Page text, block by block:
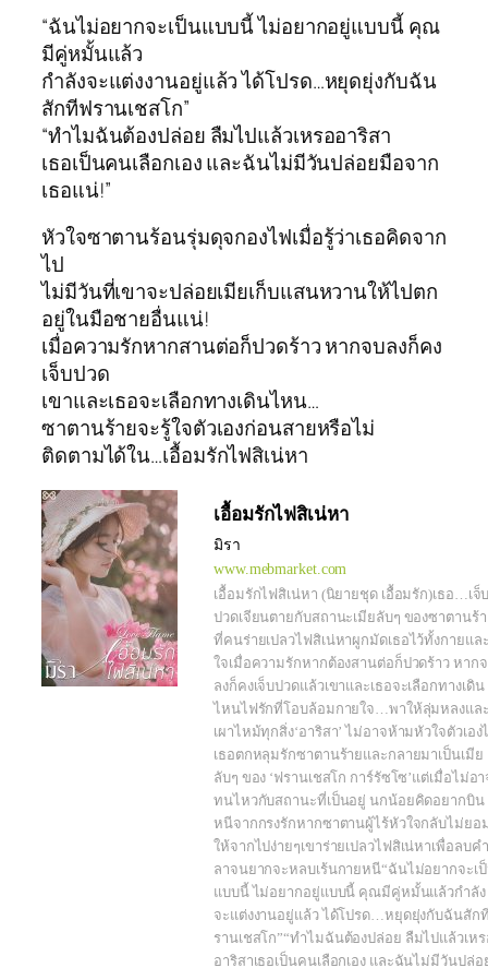
“ฉันไม่อยากจะเป็นแบบนี้ ไม่อยากอยู่แบบนี้ คุณ
มีคู่หมั้นแล้ว
กำลังจะแต่งงานอยู่แล้ว ได้โปรด…หยุดยุ่งกับฉัน
สักทีฟรานเชสโก”
“ทำไมฉันต้องปล่อย ลืมไปแล้วเหรออาริสา
เธอเป็นคนเลือกเอง และฉันไม่มีวันปล่อยมือจาก
เธอแน่!”
หัวใจซาตานร้อนรุ่มดุจกองไฟเมื่อรู้ว่าเธอคิดจาก
ไป
ไม่มีวันที่เขาจะปล่อยเมียเก็บแสนหวานให้ไปตก
อยู่ในมือชายอื่นแน่!
เมื่อความรักหากสานต่อก็ปวดร้าว หากจบลงก็คง
เจ็บปวด
เขาและเธอจะเลือกทางเดินไหน…
ซาตานร้ายจะรู้ใจตัวเองก่อนสายหรือไม่
ติดตามได้ใน…เอื้อมรักไฟสิเน่หา
เอื้อมรักไฟสิเน่หา
มิรา
www.mebmarket.com
เอื้อมรักไฟสิเน่หา (นิยายชุด เอื้อมรัก)เธอ…เจ็
ปวดเจียนตายกับสถานะเมียลับๆ ของซาตานร้
ที่คนร่ายเปลวไฟสิเน่หาผูกมัดเธอไว้ทั้งกายแล
ใจเมื่อความรักหากต้องสานต่อก็ปวดร้าว หาก
ลงก็คงเจ็บปวดแล้วเขาและเธอจะเลือกทางเดิน
ไหนไฟรักที่โอบล้อมกายใจ…พาให้ลุ่มหลงแล
เผาไหม้ทุกสิ่ง‘อาริสา’ ไม่อาจห้ามหัวใจตัวเอง
เธอตกหลุมรักซาตานร้ายและกลายมาเป็นเมีย
ลับๆ ของ ‘ฟรานเชสโก การ์รัซโซ’แต่เมื่อไม่อ
ทนไหวกับสถานะที่เป็นอยู่ นกน้อยคิดอยากบิน
หนีจากกรงรักหากซาตานผู้ไร้หัวใจกลับไม่ยอ
ให้จากไปง่ายๆเขาร่ายเปลวไฟสิเน่หาเพื่อลบคำ
ลาจนยากจะหลบเร้นกายหนี“ฉันไม่อยากจะเ
แบบนี้ ไม่อยากอยู่แบบนี้ คุณมีคู่หมั้นแล้วกำลัง
จะแต่งงานอยู่แล้ว ได้โปรด…หยุดยุ่งกับฉันสัก
รานเชสโก”“ทำไมฉันต้องปล่อย ลืมไปแล้วเห
อาริสาเธอเป็นคนเลือกเอง และฉันไม่มีวันปล่อ